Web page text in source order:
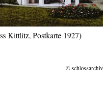
Kittlitz, Postkarte 1927)
©